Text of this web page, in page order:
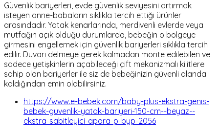
Güvenlik bariyerleri, evde güvenlik seviyesini artırmak
isteyen anne-babaların sıklıkla tercih ettiği ürünler
arasındadır. Yatak kenarlarında, merdivenli evlerde veya
mutfağın açık olduğu durumlarda, bebeğin o bölgeye
girmesini engellemek için güvenlik bariyerleri sıklıkla tercih
edilir. Duvarı delmeye gerek kalmadan monte edilebilen ve
sadece yetişkinlerin açabileceği çift mekanizmalı kilitlere
sahip olan bariyerler ile siz de bebeğinizin güvenli alanda
kaldığından emin olabilirsiniz.
https://www.e-bebek.com/baby-plus-ekstra-genis-
bebek-guvenlik-yatak-bariyeri-150-cm--beyaz--
ekstra-sabitleyici-apara-p-byp-2056